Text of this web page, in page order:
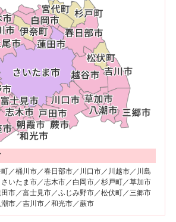
町／桶川市／春日部市／川口市／川越市／川島
いたま市／志木市／白岡市／杉戸町／草加市
市／富士見市／ふじみ野市／松伏町／三郷市
市／吉川市／和光市／蕨市